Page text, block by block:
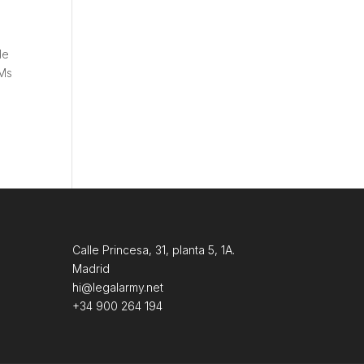
Calle Princesa, 31, planta 5, 1A.
Madrid
hi@legalarmy.net
+34 900 264 194